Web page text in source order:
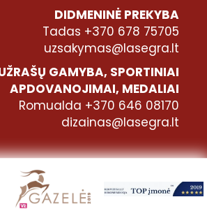
DIDMENINĖ PREKYBA
Tadas +370 678 75705
uzsakymas@lasegra.lt
GAMYBA, SPORTINIAI
APDOVANOJIMAI, MEDALIAI
Romualda +370 646 08170
dizainas@lasegra.lt